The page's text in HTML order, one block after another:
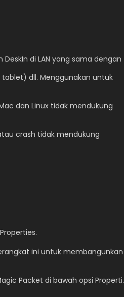
di LAN yang sama dengan
dll. Menggunakan untuk
dan Linux tidak mendukung
crash tidak mendukung
ini untuk membangunkan
Packet di bawah opsi Properti.